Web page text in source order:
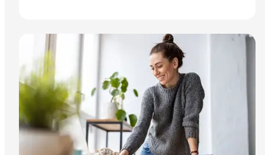
Zum Artikel